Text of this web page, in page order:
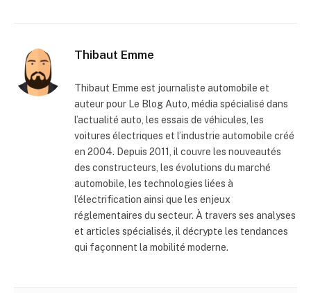
Thibaut Emme
Thibaut Emme est journaliste automobile et
auteur pour Le Blog Auto, média spécialisé dans
l’actualité auto, les essais de véhicules, les
voitures électriques et l’industrie automobile créé
en 2004. Depuis 2011, il couvre les nouveautés
des constructeurs, les évolutions du marché
automobile, les technologies liées à
l’électrification ainsi que les enjeux
réglementaires du secteur. À travers ses analyses
et articles spécialisés, il décrypte les tendances
qui façonnent la mobilité moderne.